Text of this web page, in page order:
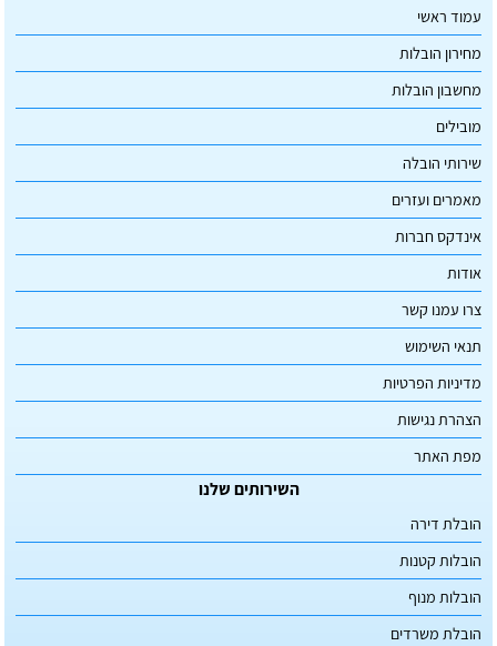
עמוד ראשי
מחירון הובלות
מחשבון הובלות
מובילים
שירותי הובלה
מאמרים ועזרים
אינדקס חברות
אודות
צרו עמנו קשר
תנאי השימוש
מדיניות הפרטיות
הצהרת נגישות
מפת האתר
השירותים שלנו
הובלת דירה
הובלות קטנות
הובלות מנוף
הובלת משרדים